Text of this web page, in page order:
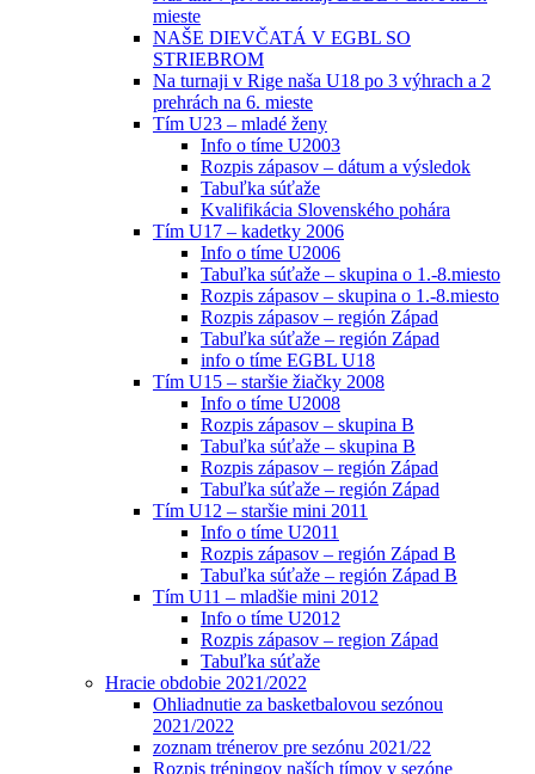
mieste
NAŠE DIEVČATÁ V EGBL SO
STRIEBROM
Na turnaji v Rige naša U18 po 3 výhrach a 2
prehrách na 6. mieste
Tím U23 – mladé ženy
Info o tíme U2003
Rozpis zápasov – dátum a výsledok
Tabuľka súťaže
Kvalifikácia Slovenského pohára
Tím U17 – kadetky 2006
Info o tíme U2006
Tabuľka súťaže – skupina o 1.-8.miesto
Rozpis zápasov – skupina o 1.-8.miesto
Rozpis zápasov – región Západ
Tabuľka súťaže – región Západ
info o tíme EGBL U18
Tím U15 – staršie žiačky 2008
Info o tíme U2008
Rozpis zápasov – skupina B
Tabuľka súťaže – skupina B
Rozpis zápasov – región Západ
Tabuľka súťaže – región Západ
Tím U12 – staršie mini 2011
Info o tíme U2011
Rozpis zápasov – región Západ B
Tabuľka súťaže – región Západ B
Tím U11 – mladšie mini 2012
Info o tíme U2012
Rozpis zápasov – region Západ
Tabuľka súťaže
Hracie obdobie 2021/2022
Ohliadnutie za basketbalovou sezónou
2021/2022
zoznam trénerov pre sezónu 2021/22
Rozpis tréningov naších tímov v sezóne